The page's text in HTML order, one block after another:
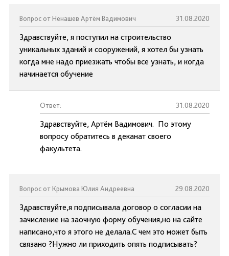
Вопрос от Ненашев Артём Вадимович 31.08.2020
Здравствуйте, я поступил на строительство
уникальных зданий и сооружений, я хотел бы узнать
когда мне надо приезжать чтобы все узнать, и когда
начинается обучение
Ответ: 31.08.2020
Здравствуйте, Артём Вадимович. По этому
вопросу обратитесь в деканат своего
факультета.
Вопрос от Крымова Юлия Андреевна 29.08.2020
Здравствуйте,я подписывала договор о согласии на
зачисление на заочную форму обучения,но на сайте
написано,что я этого не делала.С чем это может быть
связано ?Нужно ли приходить опять подписывать?